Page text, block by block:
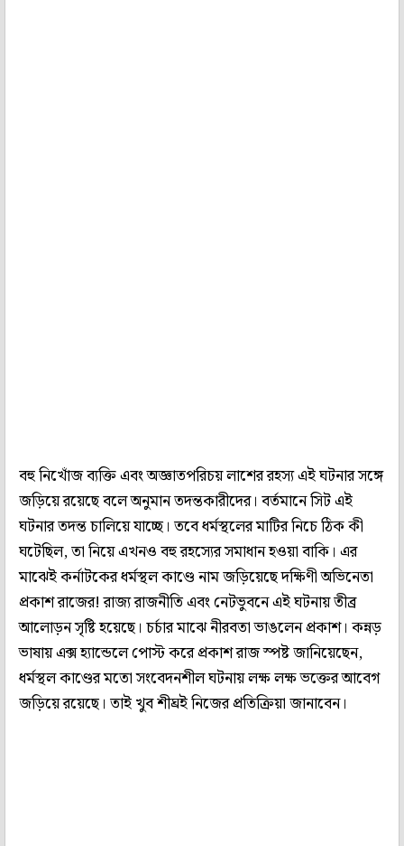
বহু নিখোঁজ ব্যক্তি এবং অজ্ঞাতপরিচয় লাশের রহস্য এই ঘটনার সঙ্গে
জড়িয়ে রয়েছে বলে অনুমান তদন্তকারীদের। বর্তমানে সিট এই
ঘটনার তদন্ত চালিয়ে যাচ্ছে। তবে ধর্মস্থলের মাটির নিচে ঠিক কী
ঘটেছিল, তা নিয়ে এখনও বহু রহস্যের সমাধান হওয়া বাকি। এর
মাঝেই কর্নাটকের ধর্মস্থল কাণ্ডে নাম জড়িয়েছে দক্ষিণী অভিনেতা
প্রকাশ রাজের! রাজ্য রাজনীতি এবং নেটভুবনে এই ঘটনায় তীব্র
আলোড়ন সৃষ্টি হয়েছে। চর্চার মাঝে নীরবতা ভাঙলেন প্রকাশ। কন্নড়
ভাষায় এক্স হ্যান্ডেলে পোস্ট করে প্রকাশ রাজ স্পষ্ট জানিয়েছেন,
ধর্মস্থল কাণ্ডের মতো সংবেদনশীল ঘটনায় লক্ষ লক্ষ ভক্তের আবেগ
জড়িয়ে রয়েছে। তাই খুব শীঘ্রই নিজের প্রতিক্রিয়া জানাবেন।